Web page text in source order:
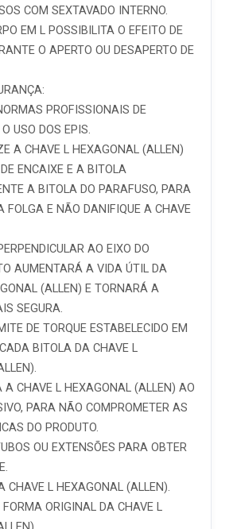
COM SEXTAVADO INTERNO.
EM L POSSIBILITA O EFEITO DE
O APERTO OU DESAPERTO DE
PROFISSIONAIS DE
USO DOS EPIS.
A CHAVE L HEXAGONAL (ALLEN)
ENCAIXE E A BITOLA
A BITOLA DO PARAFUSO, PARA
FOLGA E NÃO DANIFIQUE A CHAVE
AO EIXO DO
AUMENTARÁ A VIDA ÚTIL DA
(ALLEN) E TORNARÁ A
SEGURA.
DE TORQUE ESTABELECIDO EM
BITOLA DA CHAVE L
A CHAVE L HEXAGONAL (ALLEN) AO
PARA NÃO COMPROMETER AS
DO PRODUTO.
OU EXTENSÕES PARA OBTER
CHAVE L HEXAGONAL (ALLEN).
FORMA ORIGINAL DA CHAVE L